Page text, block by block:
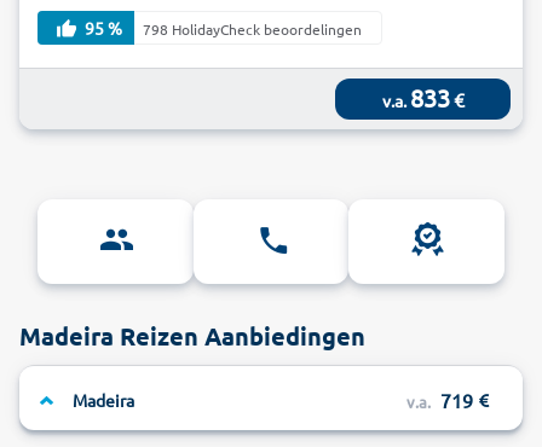
95 %
798 HolidayCheck beoordelingen
v.a.833€
Madeira Reizen Aanbiedingen
Madeira v.a. 719